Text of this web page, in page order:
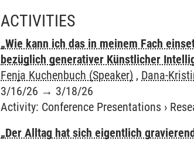
ACTIVITIES
„Wie kann ich das in meinem Fach
bezüglich generativer Künstlicher
Fenja Kuchenbuch (Speaker) , Dana-
3/16/26 → 3/18/26
Activity: Conference Presentations ›
„Der Alltag hat sich eigentlich